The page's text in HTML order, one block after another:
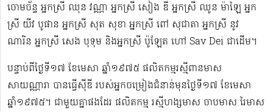
ចោម​ច័ន្ទ អ្នកស្រី ឈុន វណ្ណា អ្នកស្រី សៀង ឌី អ្នកស្រី ឈូន ម៉ាឡៃ អ្នក
ស្រី យីវ​ បូផាន​ អ្នកស្រី​ សុត សុខា អ្នកស្រី ពៅ សុជាតា អ្នកស្រី នូវ
ណារិន អ្នកស្រី សេង បុទុម និងអ្នកស្រី ប៉ូឡែត ហៅ Sav Dei ជាដើម។
បន្ទាប់​ពីថ្ងៃទី១៧ ខែមេសា ឆ្នាំ១៩៧៥​ ផលិតកម្មរស្មីពានមាស
សាយណ្ណារា បានធ្វើស៊ីឌី ​របស់អ្នកចម្រៀងជំនាន់មុនថ្ងៃទី១៧ ខែមេសា
ឆ្នាំ១៩៧៥។ ជាមួយគ្នាផងដែរ ផលិតកម្ម រស្មីហង្សមាស ចាបមាស រៃមាស​